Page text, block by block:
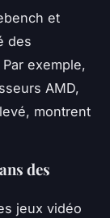
et
des
exemple,
AMD,
montrent
des
jeux vidéo